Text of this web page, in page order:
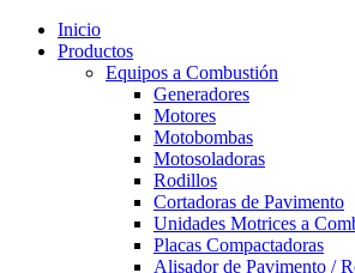
Inicio
Productos
Equipos a Combustión
Generadores
Motores
Motobombas
Motosoladoras
Rodillos
Cortadoras de Pavimento
Unidades Motrices a
Placas Compactadoras
Alisador de Pavimento /